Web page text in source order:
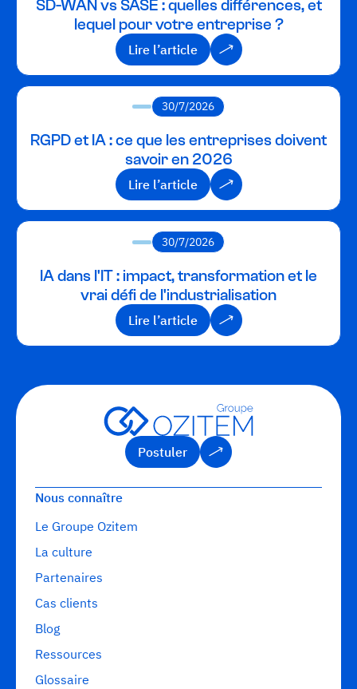
SD-WAN vs SASE : quelles différences, et
lequel pour votre entreprise ?
Lire l’article
Lire l’article
30/7/2026
RGPD et IA : ce que les entreprises doivent
savoir en 2026
Lire l’article
Lire l’article
30/7/2026
IA dans l'IT : impact, transformation et le
vrai défi de l'industrialisation
Lire l’article
Lire l’article
Postuler
Postuler
Nous connaître
Le Groupe Ozitem
La culture
Partenaires
Cas clients
Blog
Ressources
Glossaire